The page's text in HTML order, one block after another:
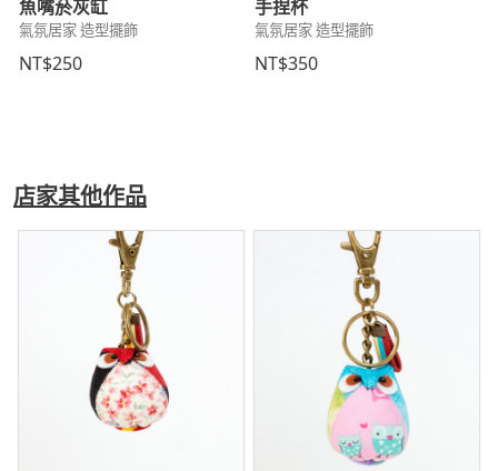
魚嘴菸灰缸
氣氛居家 造型擺飾
NT$250
手捏杯
氣氛居家 造型擺飾
NT$350
店家其他作品